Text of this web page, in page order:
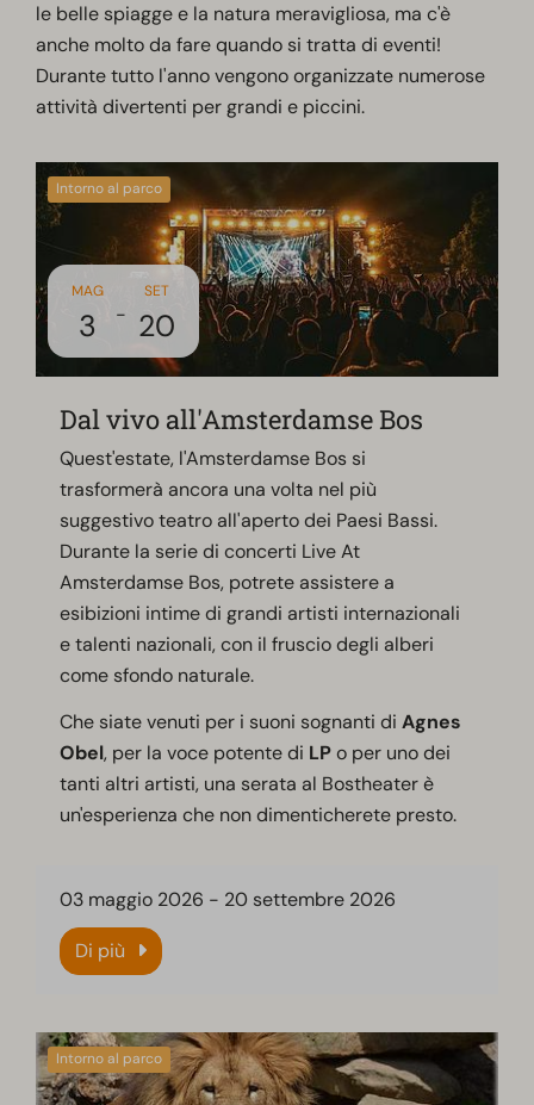
le belle spiagge e la natura meravigliosa, ma c'è
anche molto da fare quando si tratta di eventi!
Durante tutto l'anno vengono organizzate numerose
attività divertenti per grandi e piccini.
Intorno al parco
MAG
3 -
SET
20
Dal vivo all'Amsterdamse Bos
Quest'estate, l'Amsterdamse Bos si
trasformerà ancora una volta nel più
suggestivo teatro all'aperto dei Paesi Bassi.
Durante la serie di concerti Live At
Amsterdamse Bos, potrete assistere a
esibizioni intime di grandi artisti internazionali
e talenti nazionali, con il fruscio degli alberi
come sfondo naturale.
Che siate venuti per i suoni sognanti diAgnes
Obel, per la voce potente di LPo per uno dei
tanti altri artisti, una serata al Bostheater è
un'esperienza che non dimenticherete presto.
03 maggio 2026 - 20 settembre 2026
Di più
Intorno al parco